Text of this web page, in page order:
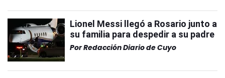
Lionel Messi llegó a Rosario junto a
su familia para despedir a su padre
PorRedacción Diario de Cuyo